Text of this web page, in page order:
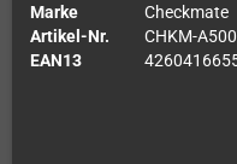
Marke
Checkmate
Artikel-Nr.
CHKM-
EAN13